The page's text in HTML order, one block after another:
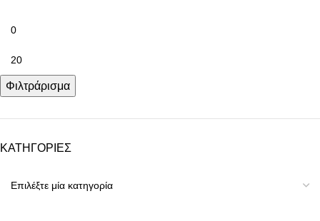
Φιλτράρισμα
ΚΑΤΗΓΟΡΙΕΣ